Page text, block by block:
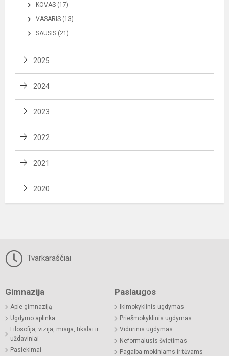
KOVAS (17)
VASARIS (13)
SAUSIS (21)
2025
2024
2023
2022
2021
2020
Tvarkaraščiai
Gimnazija
Apie gimnaziją
Ugdymo aplinka
Filosofija, vizija, misija, tikslai ir
uždaviniai
Pasiekimai
Paslaugos
Ikimokyklinis ugdymas
Priešmokyklinis ugdymas
Vidurinis ugdymas
Neformalusis švietimas
Pagalba mokiniams ir tėvams